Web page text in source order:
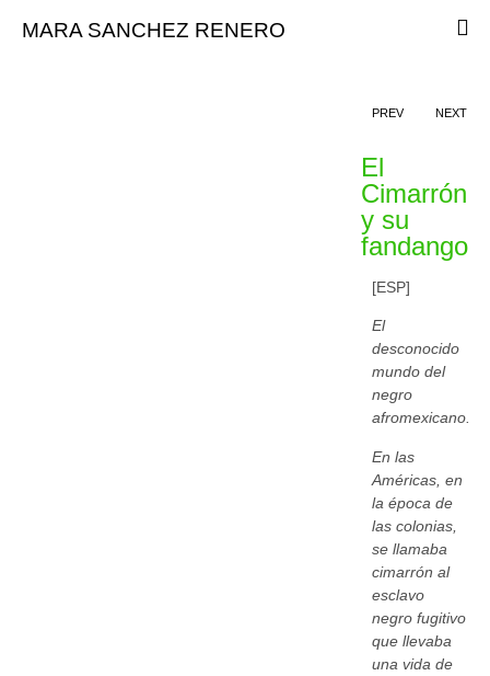
MARA SANCHEZ RENERO
PREV NEXT
El
Cimarrón
y su
fandango
[ESP]
El
desconocido
mundo del
negro
afromexicano.
En las
Américas, en
la época de
las colonias,
se llamaba
cimarrón al
esclavo
negro fugitivo
que llevaba
una vida de